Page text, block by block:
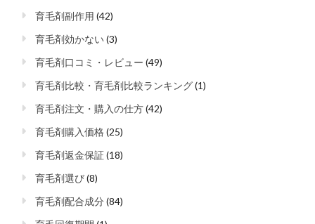
育毛剤副作用 (42)
育毛剤効かない(3)
育毛剤口コミ・レビュー (49)
育毛剤比較・育毛剤比較ランキング(1)
育毛剤注文・購入の仕方(42)
育毛剤購入価格(25)
育毛剤返金保証(18)
育毛剤選び(8)
育毛剤配合成分(84)